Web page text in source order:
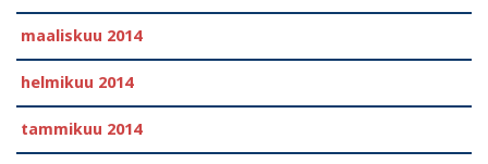
maaliskuu 2014
helmikuu 2014
tammikuu 2014